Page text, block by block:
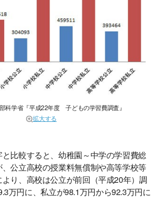
科学省『平成22年度 子どもの学習費調査』
拡大する
比較すると、幼稚園～中学の学習費総
公立高校の授業料無償制や高等学校等
り、高校は公立が前回（平成20年）調
万円に、私立が98.1万円から92.3万円に